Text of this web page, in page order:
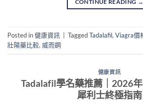
CONTINUE READING →
Posted in健康資訊 TaggedTadalafil,Viagra價
壯陽藥比較, 威而鋼
健康資訊
Tadalafil學名藥推薦｜2026
犀利士終極指南